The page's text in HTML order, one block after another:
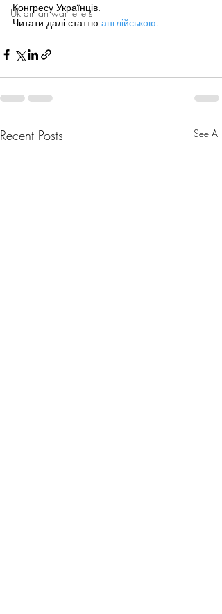
Ukrainian war letters
Конгресу Українців.
Читати далі статтю англійською.
Recent Posts See All